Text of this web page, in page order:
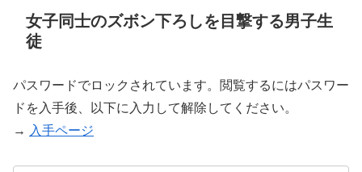
女子同士のズボン下ろしを目撃する男子生
徒
パスワードでロックされています。閲覧するにはパスワー
ドを入手後、以下に入力して解除してください。
→ 入手ページ